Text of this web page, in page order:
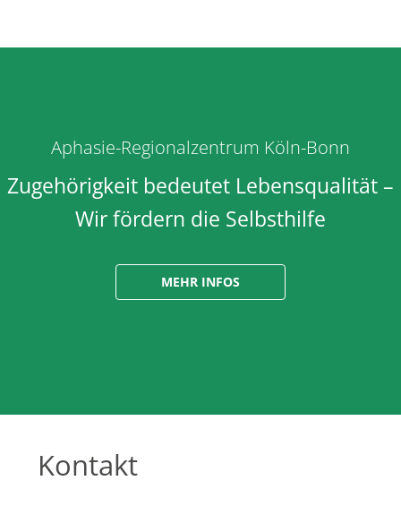
Aphasie-Regionalzentrum Köln-Bonn
Zugehörigkeit bedeutet Lebensqualität –
Wir fördern die Selbsthilfe
MEHR INFOS
Kontakt